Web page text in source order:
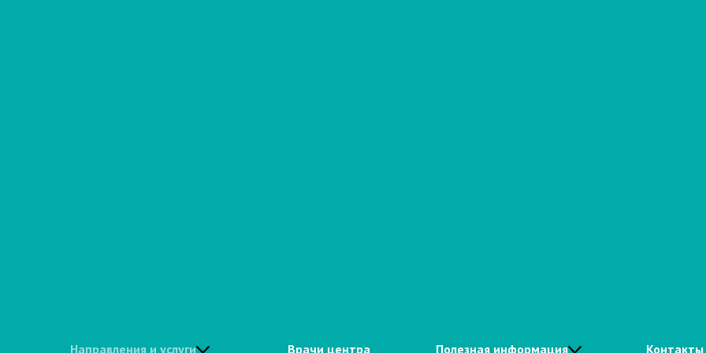
Направления и услуги Врачи центра Полезная информация Контакты